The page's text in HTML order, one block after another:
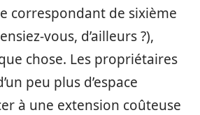
correspondant de sixième
vous, d’ailleurs ?),
chose. Les propriétaires
peu plus d’espace
à une extension coûteuse